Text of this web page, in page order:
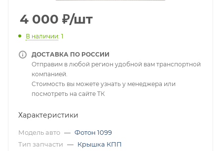
4 000 ₽/шт
В наличии: 1
ДОСТАВКА ПО РОССИИ
Отправим в любой регион удобной вам транспортной
компанией.
Стоимость вы можете узнать у менеджера или
посмотреть на сайте ТК
Характеристики
Модель авто — Фотон 1099
Тип запчасти — Крышка КПП